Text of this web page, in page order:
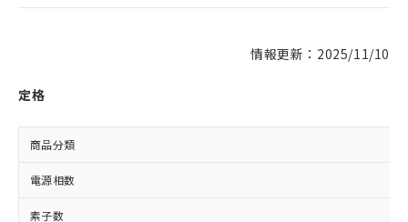
情報更新：2025/11/10
定格
商品分類
電源相数
素子数